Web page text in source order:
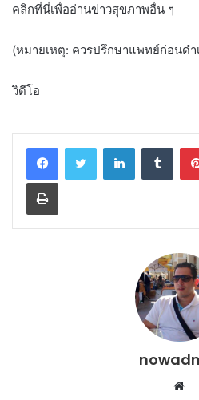
คลิกที่นี่เพื่ออ่านข่าวสุขภาพอื่น ๆ
(หมายเหตุ: ควรปรึกษาแพทย์ก่อนดำ
วิดีโอ
LinkedIn
Print